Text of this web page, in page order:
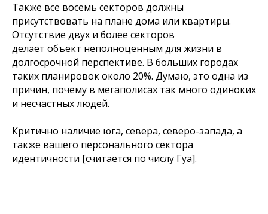
Также все восемь секторов должны
присутствовать на плане дома или квартиры.
Отсутствие двух и более секторов
делает объект неполноценным для жизни в
долгосрочной перспективе. В больших городах
таких планировок около 20%. Думаю, это одна из
причин, почему в мегаполисах так много одиноких
и несчастных людей.
Критично наличие юга, севера, северо-запада, а
также вашего персонального сектора
идентичности [считается по числу Гуа].